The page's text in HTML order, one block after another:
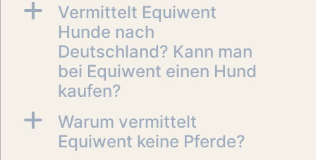
a
Vermittelt Equiwent
Hunde nach
Deutschland? Kann man
bei Equiwent einen Hund
kaufen?
a
Warum vermittelt
Equiwent keine Pferde?